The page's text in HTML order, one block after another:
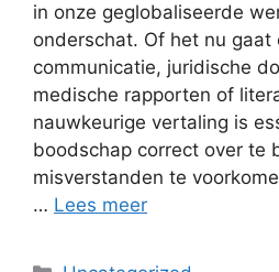
in onze geglobaliseerde
onderschat. Of het nu gaat
communicatie, juridische
medische rapporten of
nauwkeurige vertaling is
boodschap correct over te
misverstanden te
… Lees meer